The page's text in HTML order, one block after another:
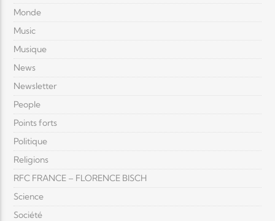
Monde
Music
Musique
News
Newsletter
People
Points forts
Politique
Religions
RFC FRANCE – FLORENCE BISCH
Science
Société